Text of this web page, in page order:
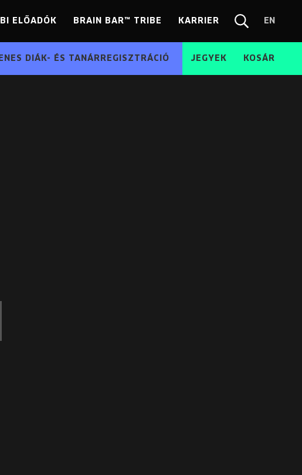
ELŐADÓK BRAIN BAR™ TRIBE KARRIER EN
EN
DIÁK- ÉS TANÁRREGISZTRÁCIÓ JEGYEK KOSÁR